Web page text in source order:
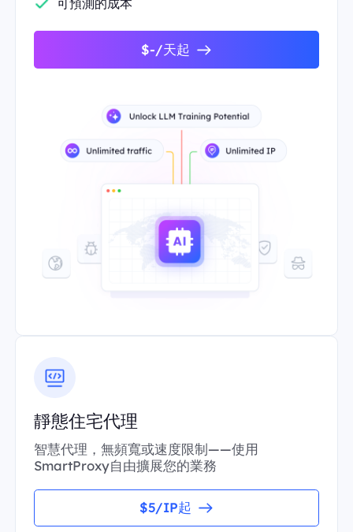
可預測的成本
$-/天起
靜態住宅代理
智慧代理，無頻寬或速度限制——使用
SmartProxy自由擴展您的業務
$5/IP起